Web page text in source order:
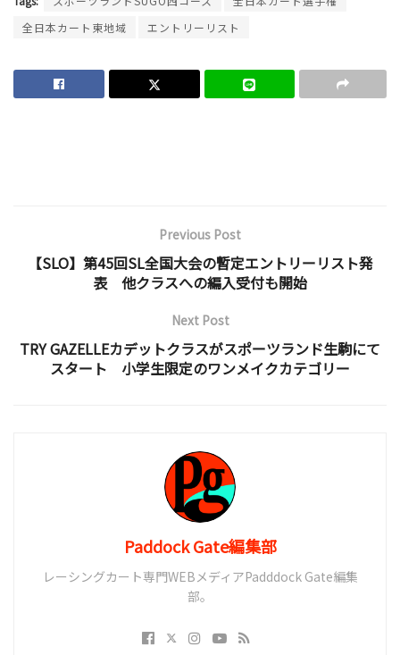
全日本カート東地域
エントリーリスト
Previous Post
【SLO】第45回SL全国大会の暫定エントリーリスト発
表 他クラスへの編入受付も開始
Next Post
TRY GAZELLEカデットクラスがスポーツランド生駒にて
スタート 小学生限定のワンメイクカテゴリー
Paddock Gate編集部
レーシングカート専門WEBメディアPadddock Gate編集
部。